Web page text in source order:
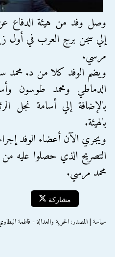
وصل وفد من هيئة الدفاع
إلي سجن برج العرب في أول
مرسي.
ويضم الوفد كلا من د. محمد
الدماطي ومحمد طوسون
بالإضافة إلي أسامة نجل
بالهيئة.
ويجري الآن أعضاء الوفد
التصريح الذي حصلوا عليه من
محمد مرسي.
مشاركة
سياسة | المصدر: الحرية والعدالة - فاطمة البطاوي | تاريخ